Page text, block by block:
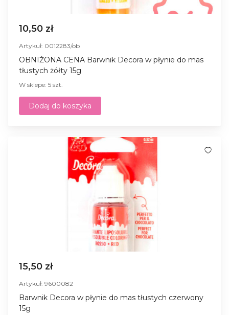
10,50 zł
Artykuł: 0012283/ob
OBNIŻONA CENA Barwnik Decora w płynie do mas
tłustych żółty 15g
W sklepe: 5 szt.
Dodaj do koszyka
15,50 zł
Artykuł: 9600082
Barwnik Decora w płynie do mas tłustych czerwony
15g